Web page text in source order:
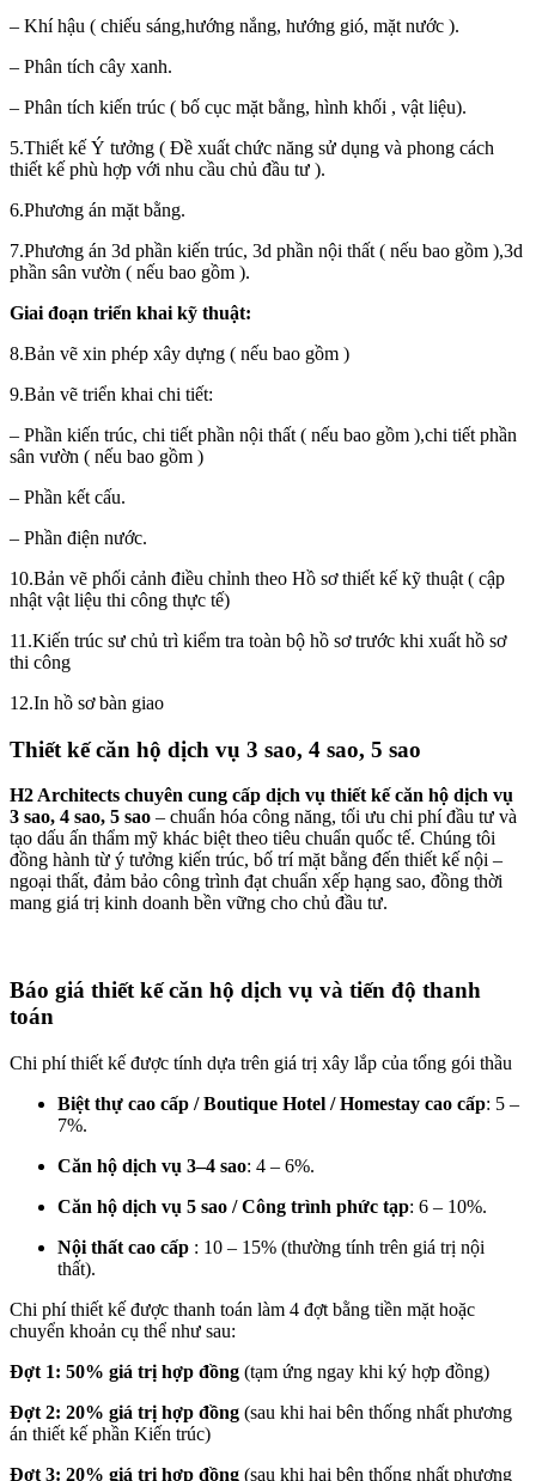
– Khí hậu ( chiếu sáng,hướng nắng, hướng gió, mặt nước ).
– Phân tích cây xanh.
– Phân tích kiến trúc ( bố cục mặt bằng, hình khối , vật liệu).
5.Thiết kế Ý tưởng ( Đề xuất chức năng sử dụng và phong cách
thiết kế phù hợp với nhu cầu chủ đầu tư ).
6.Phương án mặt bằng.
7.Phương án 3d phần kiến trúc, 3d phần nội thất ( nếu bao gồm ),3d
phần sân vườn ( nếu bao gồm ).
Giai đoạn triển khai kỹ thuật:
8.Bản vẽ xin phép xây dựng ( nếu bao gồm )
9.Bản vẽ triển khai chi tiết:
– Phần kiến trúc, chi tiết phần nội thất ( nếu bao gồm ),chi tiết phần
sân vườn ( nếu bao gồm )
– Phần kết cấu.
– Phần điện nước.
10.Bản vẽ phối cảnh điều chỉnh theo Hồ sơ thiết kế kỹ thuật ( cập
nhật vật liệu thi công thực tế)
11.Kiến trúc sư chủ trì kiểm tra toàn bộ hồ sơ trước khi xuất hồ sơ
thi công
12.In hồ sơ bàn giao
Thiết kế căn hộ dịch vụ 3 sao, 4 sao, 5 sao
H2 Architects chuyên cung cấp dịch vụ thiết kế căn hộ dịch vụ
3 sao, 4 sao, 5 sao – chuẩn hóa công năng, tối ưu chi phí đầu tư và
tạo dấu ấn thẩm mỹ khác biệt theo tiêu chuẩn quốc tế. Chúng tôi
đồng hành từ ý tưởng kiến trúc, bố trí mặt bằng đến thiết kế nội –
ngoại thất, đảm bảo công trình đạt chuẩn xếp hạng sao, đồng thời
mang giá trị kinh doanh bền vững cho chủ đầu tư.
Báo giá thiết kế căn hộ dịch vụ và tiến độ thanh
toán
Chi phí thiết kế được tính dựa trên giá trị xây lắp của tổng gói thầu
Biệt thự cao cấp / Boutique Hotel / Homestay cao cấp: 5 –
7%.
Căn hộ dịch vụ 3–4 sao: 4 – 6%.
Căn hộ dịch vụ 5 sao / Công trình phức tạp: 6 – 10%.
Nội thất cao cấp : 10 – 15% (thường tính trên giá trị nội
thất).
Chi phí thiết kế được thanh toán làm 4 đợt bằng tiền mặt hoặc
chuyển khoản cụ thể như sau:
Đợt 1: 50% giá trị hợp đồng (tạm ứng ngay khi ký hợp đồng)
Đợt 2: 20% giá trị hợp đồng (sau khi hai bên thống nhất phương
án thiết kế phần Kiến trúc)
Đợt 3: 20% giá trị hợp đồng (sau khi hai bên thống nhất phương